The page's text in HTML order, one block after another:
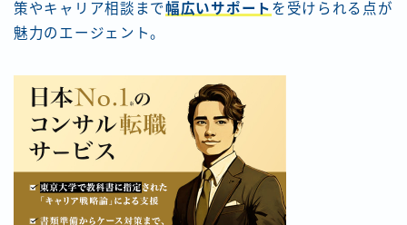
策やキャリア相談まで幅広いサポート を受けられる点が
魅力のエージェント。